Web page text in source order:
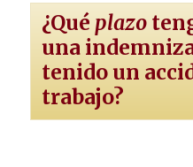
¿Qué plazo
una
tenido un
trabajo?